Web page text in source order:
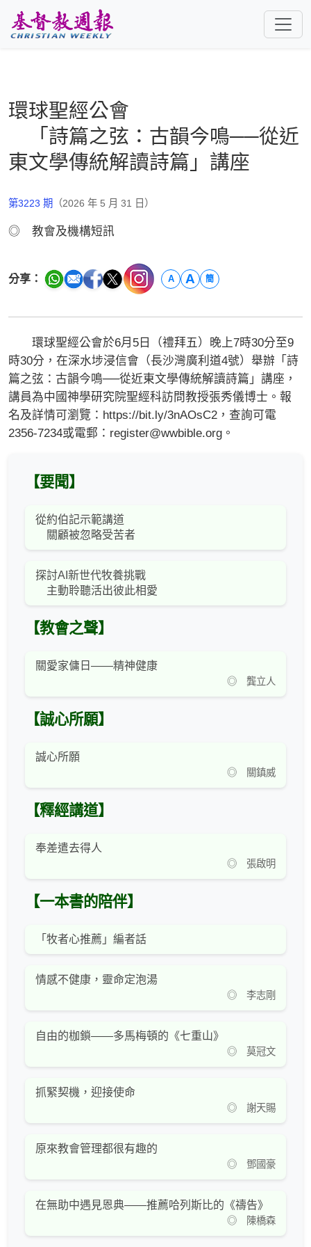
環球聖經公會
「詩篇之弦：古韻今鳴──從近
東文學傳統解讀詩篇」講座
第3223 期 （2026 年 5 月 31 日）
◎ 教會及機構短訊
分享： A A 簡
環球聖經公會於6月5日（禮拜五）晚上7時30分至9
時30分，在深水埗浸信會（長沙灣廣利道4號）舉辦「詩
篇之弦：古韻今鳴──從近東文學傳統解讀詩篇」講座，
講員為中國神學研究院聖經科訪問教授張秀儀博士。報
名及詳情可瀏覽：https://bit.ly/3nAOsC2，查詢可電
2356-7234或電郵： register@wwbible.org 。
【要聞】
從約伯記示範講道
關顧被忽略受苦者
探討AI新世代牧養挑戰
主動聆聽活出彼此相愛
【教會之聲】
關愛家傭日——精神健康
◎ 龔立人
【誠心所願】
誠心所願
◎ 關鎮威
【釋經講道】
奉差遣去得人
◎ 張啟明
【一本書的陪伴】
「牧者心推薦」編者話
情感不健康，靈命定泡湯
◎ 李志剛
自由的枷鎖——多馬梅頓的《七重山》
◎ 莫冠文
抓緊契機，迎接使命
◎ 謝天賜
原來教會管理都很有趣的
◎ 鄧國豪
在無助中遇見恩典——推薦哈列斯比的《禱告》
◎ 陳橋森